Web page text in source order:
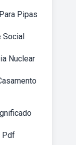
Pipas
Social
Nuclear
Pdf